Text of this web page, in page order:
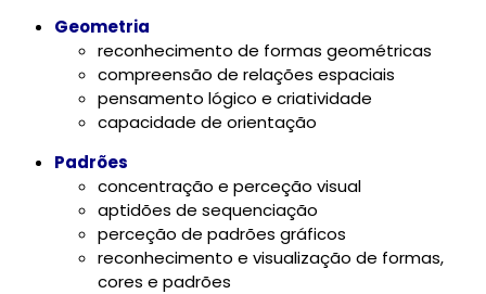
Geometria
reconhecimento de formas geométricas
compreensão de relações espaciais
pensamento lógico e criatividade
capacidade de orientação
Padrões
concentração e perceção visual
aptidões de sequenciação
perceção de padrões gráficos
reconhecimento e visualização de formas,
cores e padrões